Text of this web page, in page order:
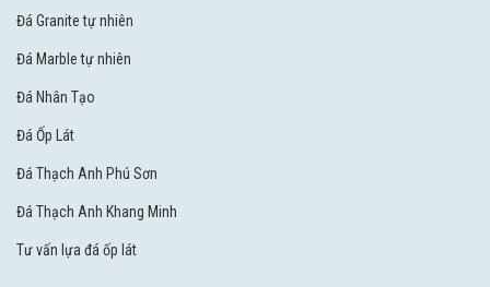
Đá Granite tự nhiên
Đá Marble tự nhiên
Đá Nhân Tạo
Đá Ốp Lát
Đá Thạch Anh Phú Sơn
Đá Thạch Anh Khang Minh
Tư vấn lựa đá ốp lát